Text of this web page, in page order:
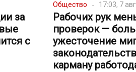
за
с
Общество 17:03, 7
Рабочих рук
проверок —
ужесточение
карману